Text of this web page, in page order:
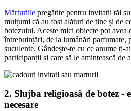
Mărturiile pregătite pentru invitații tăi
mulțumi că au fost alături de tine și de
botezului. Aceste mici obiecte pot avea
întrebuințări, de la lumânări parfumate,
suculente. Gândește-te cu ce anume ți-
participanții și care să le amintească de
2. Slujba religioasă de botez -
necesare